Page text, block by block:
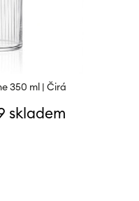
350 ml | Čirá
skladem